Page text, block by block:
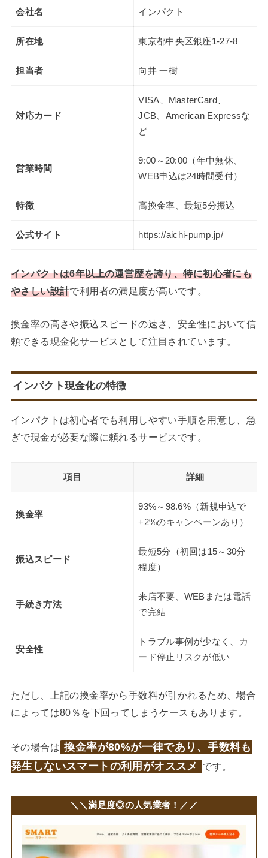
会社名 インパクト
所在地 東京都中央区銀座1-27-8
担当者 向井 一樹
対応カード
VISA、MasterCard、
JCB、American Expressな
ど
営業時間
9:00～20:00（年中無休、
WEB申込は24時間受付）
特徴 高換金率、最短5分振込
公式サイト https://aichi-pump.jp/
インパクトは6年以上の運営歴を誇り、特に初心者にも
やさしい設計で利用者の満足度が高いです。
換金率の高さや振込スピードの速さ、安全性において信
頼できる現金化サービスとして注目されています。
インパクト現金化の特徴
インパクトは初心者でも利用しやすい手順を用意し、急
ぎで現金が必要な際に頼れるサービスです。
項目 詳細
換金率
93%～98.6%（新規申込で
+2%のキャンペーンあり）
振込スピード
最短5分（初回は15～30分
程度）
手続き方法
来店不要、WEBまたは電話
で完結
安全性
トラブル事例が少なく、カ
ード停止リスクが低い
ただし、上記の換金率から手数料が引かれるため、場合
によっては80％を下回ってしまうケースもあります。
その場合は 換金率が80%が一律であり、手数料も
発生しないスマートの利用がオススメ
です。
＼＼満足度◎の人気業者！／／